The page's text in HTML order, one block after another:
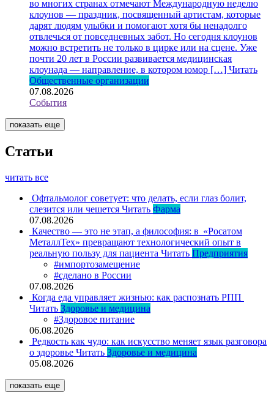
во многих странах отмечают Международную неделю
клоунов — праздник, посвященный артистам, которые
дарят людям улыбки и помогают хотя бы ненадолго
отвлечься от повседневных забот. Но сегодня клоунов
можно встретить не только в цирке или на сцене. Уже
почти 20 лет в России развивается медицинская
клоунада — направление, в котором юмор […] Читать
Общественные организации
07.08.2026
События
показать еще
Статьи
читать все
Офтальмолог советует: что делать, если глаз болит,
слезится или чешется Читать Фарма
07.08.2026
Качество — это не этап, а философия: в «Росатом
МеталлТех» превращают технологический опыт в
реальную пользу для пациента Читать Предприятия
#импортозамещение
#сделано в России
07.08.2026
Когда еда управляет жизнью: как распознать РПП
Читать Здоровье и медицина
#Здоровое питание
06.08.2026
Редкость как чудо: как искусство меняет язык разговора
о здоровье Читать Здоровье и медицина
05.08.2026
показать еще